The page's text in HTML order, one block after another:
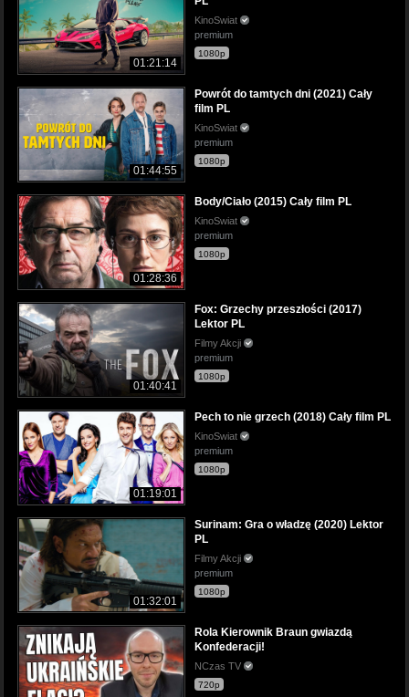
01:21:14
KinoSwiat
premium
1080p
01:44:55
Powrót do tamtych dni (2021) Cały
film PL
KinoSwiat
premium
1080p
01:28:36
Body/Ciało (2015) Cały film PL
KinoSwiat
premium
1080p
01:40:41
Fox: Grzechy przeszłości (2017)
Lektor PL
Filmy Akcji
premium
1080p
01:19:01
Pech to nie grzech (2018) Cały film PL
KinoSwiat
premium
1080p
01:32:01
Surinam: Gra o władzę (2020) Lektor
PL
Filmy Akcji
premium
1080p
Rola Kierownik Braun gwiazdą
Konfederacji!
NCzas TV
720p